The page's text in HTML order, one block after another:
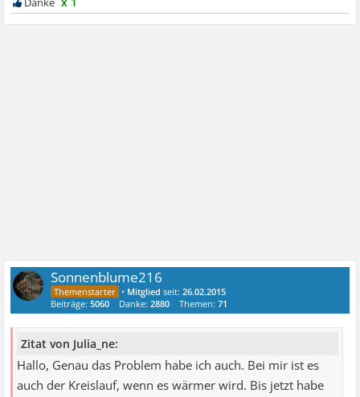
Sonnenblume216
• Mitglied seit:26.02.2015
Beiträge:5060 Danke:2880 Themen:71
Zitat von Julia_ne:
Hallo, Genau das Problem habe ich auch. Bei mir ist es
auch der Kreislauf, wenn es wärmer wird. Bis jetzt habe